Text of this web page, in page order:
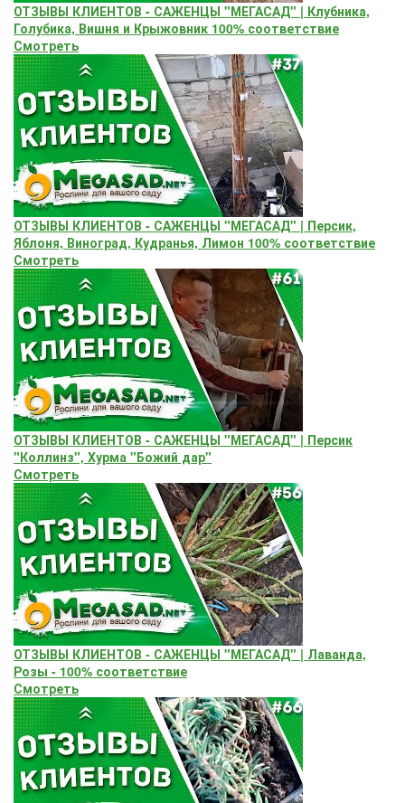
ОТЗЫВЫ КЛИЕНТОВ - САЖЕНЦЫ "МЕГАСАД" | Клубника,
Голубика, Вишня и Крыжовник 100% соответствие
Смотреть
ОТЗЫВЫ КЛИЕНТОВ - САЖЕНЦЫ "МЕГАСАД" | Персик,
Яблоня, Виноград, Кудранья, Лимон 100% соответствие
Смотреть
ОТЗЫВЫ КЛИЕНТОВ - САЖЕНЦЫ "МЕГАСАД" | Персик
"Коллинз", Хурма "Божий дар"
Смотреть
ОТЗЫВЫ КЛИЕНТОВ - САЖЕНЦЫ "МЕГАСАД" | Лаванда,
Розы - 100% соответствие
Смотреть